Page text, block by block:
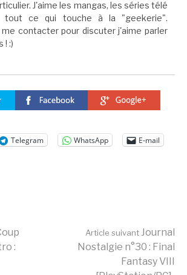
J'aime les mangas, les séries télé
tout ce qui touche à la "geekerie".
contacter pour discuter j'aime parler
! :)
Telegram WhatsApp E-mail
:
Article suivant Journal
Nostalgie n°30 : Final
Fantasy VIII